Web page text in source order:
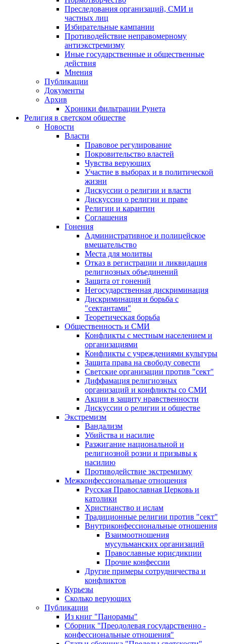
Преследования организаций, СМИ и
частных лиц
Избирательные кампании
Противодействие неправомерному
антиэкстремизму
Иные государственные и общественные
действия
Мнения
Публикации
Документы
Архив
Хроники фильтрации Рунета
Религия в светском обществе
Новости
Власти
Правовое регулирование
Покровительство властей
Чувства верующих
Участие в выборах и в политической
жизни
Дискуссии о религии и власти
Дискуссии о религии и праве
Религии и карантин
Соглашения
Гонения
Административное и полицейское
вмешательство
Места для молитвы
Отказ в регистрации и ликвидация
религиозных объединений
Защита от гонений
Негосударственная дискриминация
Дискриминация и борьба с
"сектантами"
Теоретическая борьба
Общественность и СМИ
Конфликты с местным населением и
организациями
Конфликты с учреждениями культуры
Защита права на свободу совести
Светские организации против "сект"
Диффамация религиозных
организаций и конфликты со СМИ
Акции в защиту нравственности
Дискуссии о религии и обществе
Экстремизм
Вандализм
Убийства и насилие
Разжигание национальной и
религиозной розни и призывы к
насилию
Противодействие экстремизму
Межконфессиональные отношения
Русская Православная Церковь и
католики
Христианство и ислам
Традиционные религии против "сект"
Внутриконфессиональные отношения
Взаимоотношения
мусульманских организаций
Православные юрисдикции
Прочие конфессии
Другие примеры сотрудничества и
конфликтов
Курьезы
Сколько верующих
Публикации
Из книг "Панорамы"
Сборник "Преодолевая государственно -
конфессиональные отношения"